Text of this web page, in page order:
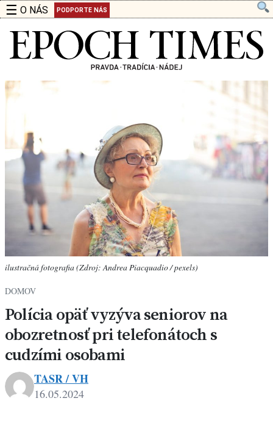
☰ O NÁS PODPORTE NÁS
ilustračná fotografia (Zdroj: Andrea Piacquadio / pexels)
DOMOV
Polícia opäť vyzýva seniorov na
obozretnosť pri telefonátoch s
cudzími osobami
TASR / VH
16.05.2024